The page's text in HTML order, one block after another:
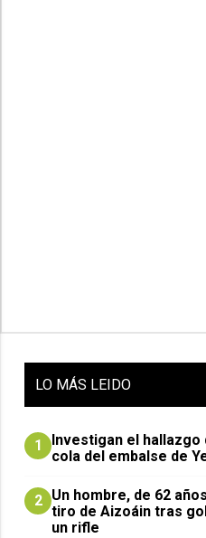
LO MÁS LEIDO
1
Investigan el
cola del embalse de
2 Un hombre, de 62
tiro de Aizoáin tras
un rifle